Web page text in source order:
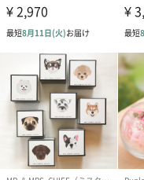
フラワーテディベア
（2,390円）